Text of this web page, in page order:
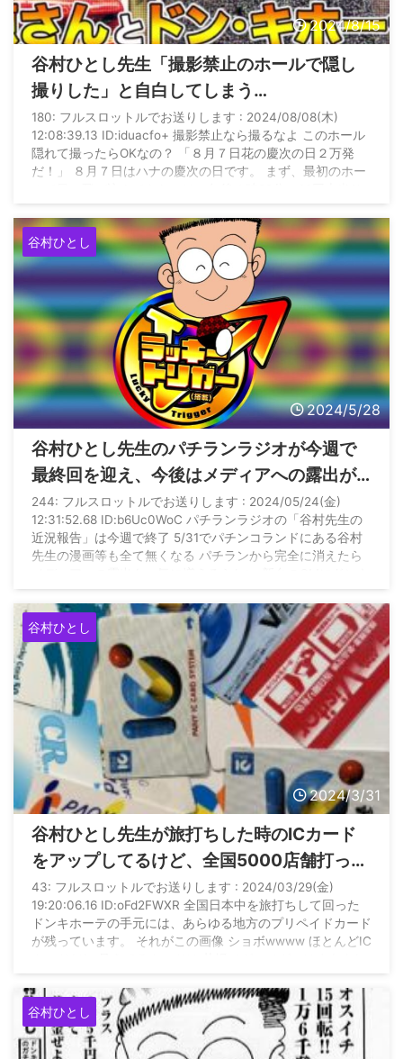
2024/8/15
谷村ひとし先生「撮影禁止のホールで隠し
撮りした」と自白してしまう…
180: フルスロットルでお送りします : 2024/08/08(木)
12:08:39.13 ID:iduacfo+ 撮影禁止なら撮るなよ このホール
隠れて撮ったらOKなの？ 「８月７日花の慶次の日２万発
だ！」 ８月７日はハナの慶次の日です。 まず、最初のホー
の慶次の日ならではのサービスです。 夜、会社帰りのサラ
リーマンの方々で、慶次傾奇一転はいっぱいのお客さんで
す。 14台中、１台目は１台 ...
谷村ひとし
2024/5/28
谷村ひとし先生のパチランラジオが今週で
最終回を迎え、今後はメディアへの露出が
一気に増える模様
244: フルスロットルでお送りします : 2024/05/24(金)
12:31:52.68 ID:b6Uc0WoC パチランラジオの「谷村先生の
近況報告」は今週で終了 5/31でパチンコランドにある谷村
先生の漫画等も全て無くなる パチランから完全に消えたら
谷村ひとし
2024/3/31
谷村ひとし先生が旅打ちした時のICカード
をアップしてるけど、全国5000店舗打って
たったのにこれだけ？
43: フルスロットルでお送りします : 2024/03/29(金)
19:20:06.16 ID:oFd2FWXR 全国日本中を旅打ちして回った
ドンキホーテの手元には、あらゆる地方のプリペイドカード
が残っています。 それがこの画像 ショボwwww ほとんどIC
(たぶん新宿) ・オゼック国分寺(近所) その他は不明だけど全
国5000店舗で打って あらゆる地方のプリペイドカードが残
ってる感じに ...
谷村ひとし